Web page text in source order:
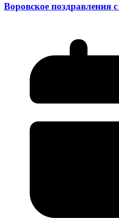
Воровское поздравления